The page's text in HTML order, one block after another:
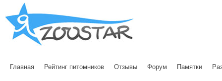
Главная Рейтинг питомников Отзывы Форум Памятки